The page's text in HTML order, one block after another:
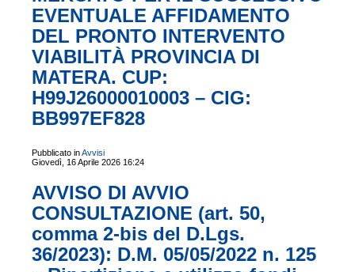
EVENTUALE AFFIDAMENTO
DEL PRONTO INTERVENTO
VIABILITÀ PROVINCIA DI
MATERA. CUP:
H99J26000010003 – CIG:
BB997EF828
Pubblicato inAvvisi
Giovedì, 16 Aprile 2026 16:24
AVVISO DI AVVIO
CONSULTAZIONE (art. 50,
comma 2-bis del D.Lgs.
36/2023): D.M. 05/05/2022 n. 125